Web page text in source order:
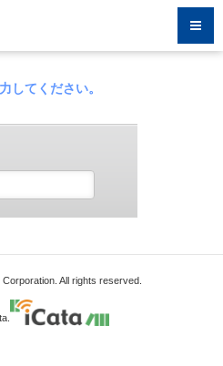
してください。
All rights reserved.